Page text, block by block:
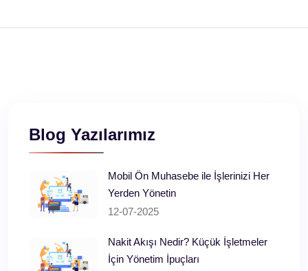
Blog Yazılarımız
Mobil Ön Muhasebe ile İşlerinizi Her
Yerden Yönetin
12-07-2025
Nakit Akışı Nedir? Küçük İşletmeler
İçin Yönetim İpuçları